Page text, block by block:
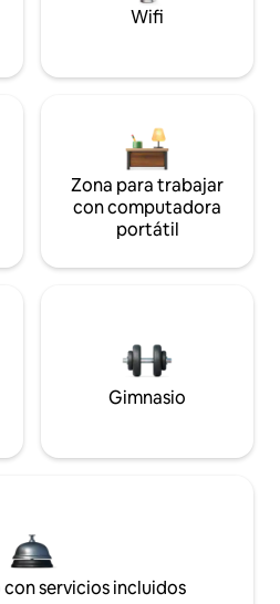
Wifi
Zona para trabajar
con computadora
portátil
Gimnasio
servicios incluidos